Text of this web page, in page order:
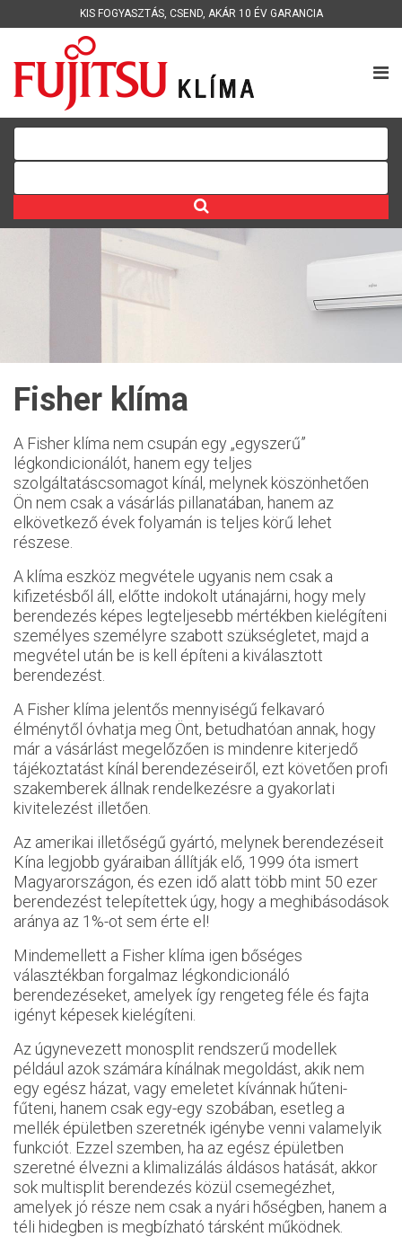
KIS FOGYASZTÁS, CSEND, AKÁR 10 ÉV GARANCIA
Fisher klíma
A Fisher klíma nem csupán egy „egyszerű”
légkondicionálót, hanem egy teljes
szolgáltatáscsomagot kínál, melynek köszönhetően
Ön nem csak a vásárlás pillanatában, hanem az
elkövetkező évek folyamán is teljes körű lehet
részese.
A klíma eszköz megvétele ugyanis nem csak a
kifizetésből áll, előtte indokolt utánajárni, hogy mely
berendezés képes legteljesebb mértékben kielégíteni
személyes személyre szabott szükségletet, majd a
megvétel után be is kell építeni a kiválasztott
berendezést.
A Fisher klíma jelentős mennyiségű felkavaró
élménytől óvhatja meg Önt, betudhatóan annak, hogy
már a vásárlást megelőzően is mindenre kiterjedő
tájékoztatást kínál berendezéseiről, ezt követően profi
szakemberek állnak rendelkezésre a gyakorlati
kivitelezést illetően.
Az amerikai illetőségű gyártó, melynek berendezéseit
Kína legjobb gyáraiban állítják elő, 1999 óta ismert
Magyarországon, és ezen idő alatt több mint 50 ezer
berendezést telepítettek úgy, hogy a meghibásodások
aránya az 1%-ot sem érte el!
Mindemellett a Fisher klíma igen bőséges
választékban forgalmaz légkondicionáló
berendezéseket, amelyek így rengeteg féle és fajta
igényt képesek kielégíteni.
Az úgynevezett monosplit rendszerű modellek
például azok számára kínálnak megoldást, akik nem
egy egész házat, vagy emeletet kívánnak hűteni-
fűteni, hanem csak egy-egy szobában, esetleg a
mellék épületben szeretnék igénybe venni valamelyik
funkciót. Ezzel szemben, ha az egész épületben
szeretné élvezni a klimalizálás áldásos hatását, akkor
sok multisplit berendezés közül csemegézhet,
amelyek jó része nem csak a nyári hőségben, hanem a
téli hidegben is megbízható társként működnek.